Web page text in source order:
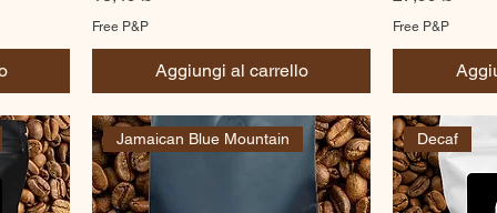
Free P&P
Aggiungi al carrello
Free P&P
Jamaican Blue Mountain Decaf